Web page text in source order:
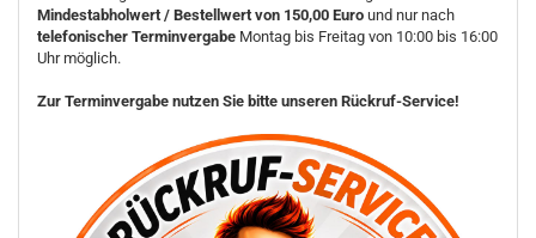
Mindestabholwert / Bestellwert von 150,00 Euro und nur nach
telefonischer Terminvergabe Montag bis Freitag von 10:00 bis 16:00
Uhr möglich.
Zur Terminvergabe nutzen Sie bitte unseren Rückruf-Service!